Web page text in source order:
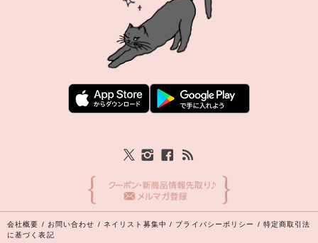
会社概要 / お問い合わせ / ネイリスト募集中 / プライバシーポリシー / 特定商取引法
に基づく表記